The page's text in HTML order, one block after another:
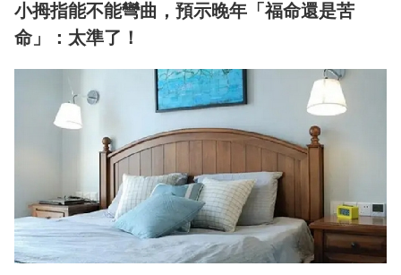
小拇指能不能彎曲，預示晚年「福命還是苦
命」：太準了！